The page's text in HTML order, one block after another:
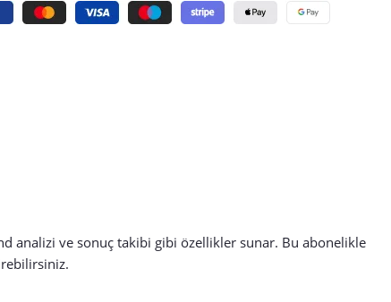
analizi ve sonuç takibi gibi özellikler sunar. Bu abonelikle